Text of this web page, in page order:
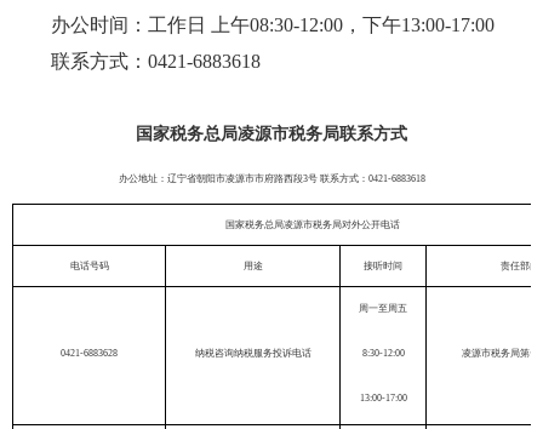
办公时间：工作日 上午08:30-12:00，下午13:00-17:00
联系方式：0421-6883618
国家税务总局凌源市税务局联系方式
办公地址： 辽宁省朝阳市凌源市市府路西段3号 联系方式： 0421-6883618
国家税务总局凌源市税务局对外公开电话
电话号码 用途 接听时间 责任部门
0421-6883628 纳税咨询纳税服务投诉电话
周一至周五
8:30-12:00
13:00-17:00
凌源市税务局第一